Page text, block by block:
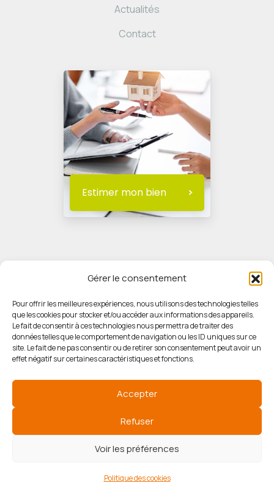
Gérer le consentement
Pour offrir les meilleures expériences, nous utilisons des technologies telles
que les cookies pour stocker et/ou accéder aux informations des appareils.
Le fait de consentir à ces technologies nous permettra de traiter des
données telles que le comportement de navigation ou les ID uniques sur ce
site. Le fait de ne pas consentir ou de retirer son consentement peut avoir un
effet négatif sur certaines caractéristiques et fonctions.
Accepter
Refuser
Voir les préférences
Politique des cookies
Actualités
Contact
Estimer mon bien
© HORIZON IMMOBILIER
Mentions légales
Politique des cookies